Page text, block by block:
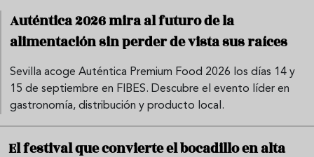
Auténtica 2026 mira al futuro de la
alimentación sin perder de vista sus raíces
Sevilla acoge Auténtica Premium Food 2026 los días 14 y
15 de septiembre en FIBES. Descubre el evento líder en
gastronomía, distribución y producto local.
El festival que convierte el bocadillo en alta